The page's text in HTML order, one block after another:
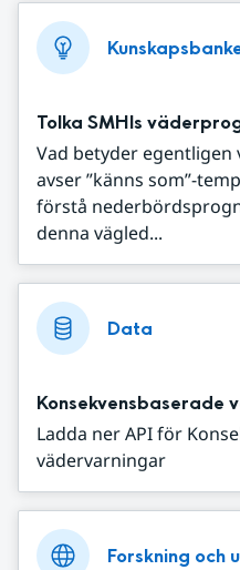
Tolka SMHIs
Vad betyder egentligen
avser ”känns som”-
förstå
denna vägled...
Data
Konsekvensbaserade
Ladda ner API för
vädervarningar
Forskning och